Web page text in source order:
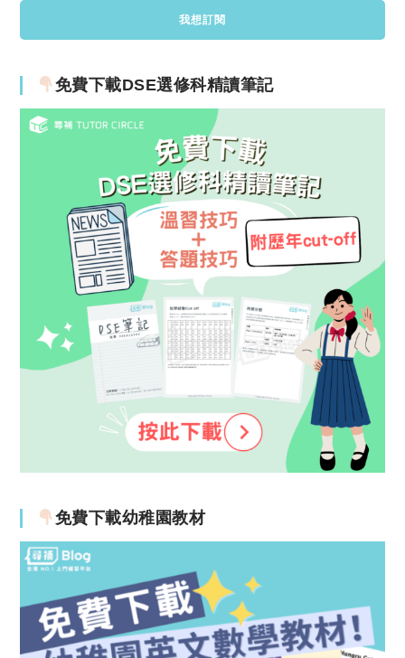
免費下載DSE選修科精讀筆記
免費下載幼稚園教材